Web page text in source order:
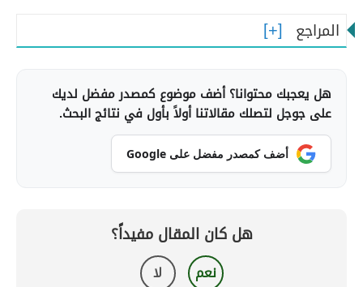
المراجع
هل يعجبك محتوانا؟ أضف موضوع كمصدر مفضل لديك
على جوجل لتصلك مقالاتنا أولاً بأول في نتائج البحث.
أضف كمصدر مفضل على Google
هل كان المقال مفيداً؟
نعم لا